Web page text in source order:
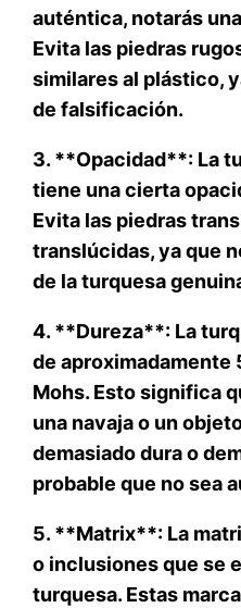
auténtica, notarás
Evita las piedras
similares al plástico,
de falsificación.
3. **Opacidad**: La
tiene una cierta
Evita las piedras
translúcidas, ya que
de la turquesa
4. **Dureza**: La
de aproximadamente
Mohs. Esto significa
una navaja o un
demasiado dura o
probable que no sea
5. **Matrix**: La
o inclusiones que se
turquesa. Estas